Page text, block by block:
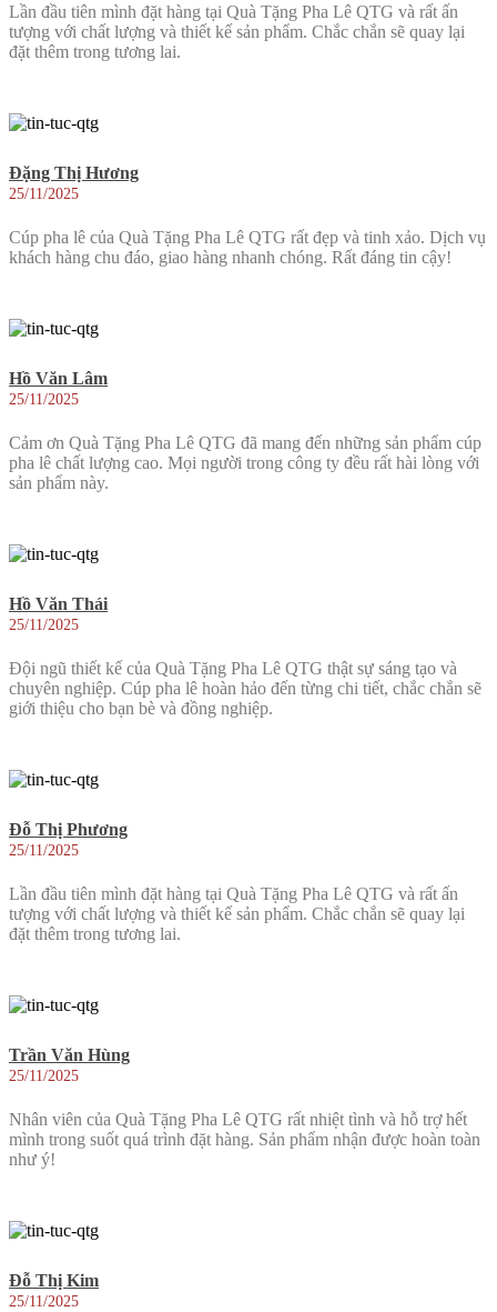
Lần đầu tiên mình đặt hàng tại Quà Tặng Pha Lê QTG và rất ấn
tượng với chất lượng và thiết kế sản phẩm. Chắc chắn sẽ quay lại
đặt thêm trong tương lai.
Đặng Thị Hương
25/11/2025
Cúp pha lê của Quà Tặng Pha Lê QTG rất đẹp và tinh xảo. Dịch vụ
khách hàng chu đáo, giao hàng nhanh chóng. Rất đáng tin cậy!
Hồ Văn Lâm
25/11/2025
Cảm ơn Quà Tặng Pha Lê QTG đã mang đến những sản phẩm cúp
pha lê chất lượng cao. Mọi người trong công ty đều rất hài lòng với
sản phẩm này.
Hồ Văn Thái
25/11/2025
Đội ngũ thiết kế của Quà Tặng Pha Lê QTG thật sự sáng tạo và
chuyên nghiệp. Cúp pha lê hoàn hảo đến từng chi tiết, chắc chắn sẽ
giới thiệu cho bạn bè và đồng nghiệp.
Đỗ Thị Phương
25/11/2025
Lần đầu tiên mình đặt hàng tại Quà Tặng Pha Lê QTG và rất ấn
tượng với chất lượng và thiết kế sản phẩm. Chắc chắn sẽ quay lại
đặt thêm trong tương lai.
Trần Văn Hùng
25/11/2025
Nhân viên của Quà Tặng Pha Lê QTG rất nhiệt tình và hỗ trợ hết
mình trong suốt quá trình đặt hàng. Sản phẩm nhận được hoàn toàn
như ý!
Đỗ Thị Kim
25/11/2025